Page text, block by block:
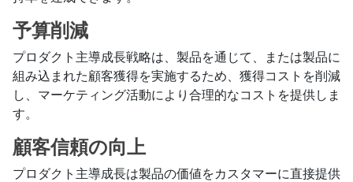
予算削減
プロダクト主導成長戦略は、製品を通じて、または製品に
組み込まれた顧客獲得を実施するため、獲得コストを削減
し、マーケティング活動により合理的なコストを提供しま
す。
顧客信頼の向上
プロダクト主導成長は製品の価値をカスタマーに直接提供